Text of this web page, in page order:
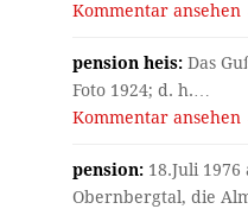
Kommentar ansehen
pension heis: Das
Foto 1924; d. h.…
Kommentar ansehen
pension: 18.Juli
Obernbergtal, die